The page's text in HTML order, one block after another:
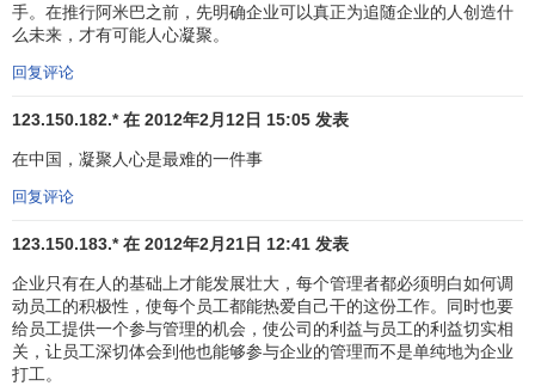
谈判一直持续了三天三夜，大家总算信服了，并留在了
公司。但自从经历了这场谈判，我不得不重新思考公司存在
一生都托付给了公司。
我心情沉重地苦思冥想了数星期之后，终于明白了：“虽
然起初我是为了实现一个技术人员的梦想而创办了公司，但
是一旦公司成立之后，员工们是将自己的一生都托付给公
生活，并为其谋幸福，而我必须带头为员工谋幸福，这就是
我的使命。”所以我把“应在追求全体员工物质与精神两方面幸
福的同时，为人类和社会的进步与发展做出贡献”定为京瓷的
经营理念。
手。在推行阿米巴之前，先明确企业可以真正为追随企业的人创造什
么未来，才有可能人心凝聚。
回复评论
123.150.182.* 在 2012年2月12日 15:05 发表
在中国，凝聚人心是最难的一件事
回复评论
123.150.183.* 在 2012年2月21日 12:41 发表
企业只有在人的基础上才能发展壮大，每个管理者都必须明白如何调
动员工的积极性，使每个员工都能热爱自己干的这份工作。同时也要
给员工提供一个参与管理的机会，使公司的利益与员工的利益切实相
关，让员工深切体会到他也能够参与企业的管理而不是单纯地为企业
打工。